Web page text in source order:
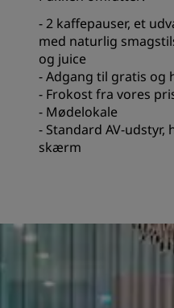
- 2 kaffepauser, et
med naturlig
og juice
- Adgang til gratis
- Frokost fra vores
- Mødelokale
- Standard AV-
skærm